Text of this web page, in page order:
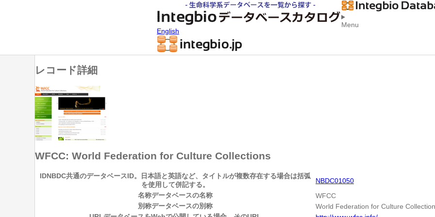
English
Menu
レコード詳細
WFCC: World Federation for Culture Collections
IDNBDC共通のデータベースID。日本語と英語など、タイトルが複数存在する場合は括弧
を使用して併記する。
NBDC01050
名称データベースの名称
WFCC
別称データベースの別称
World Federation for Culture